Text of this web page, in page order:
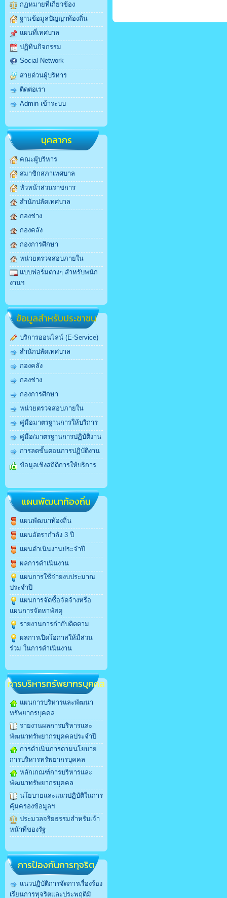
กฏหมายที่เกี่ยวข้อง
ฐานข้อมูลปัญญาท้องถิ่น
แผนที่เทศบาล
ปฏิทินกิจกรรม
Social Network
สายด่วนผู้บริหาร
ติดต่อเรา
Admin เข้าระบบ
บุคลากร
คณะผู้บริหาร
สมาชิกสภาเทศบาล
หัวหน้าส่วนราชการ
สำนักปลัดเทศบาล
กองช่าง
กองคลัง
กองการศึกษา
หน่วยตรวจสอบภายใน
แบบฟอร์มต่างๆ สำหรับพนัก
งานฯ
ข้อมูลสำหรับประชาชน
บริการออนไลน์ (E-Service)
สำนักปลัดเทศบาล
กองคลัง
กองช่าง
กองการศึกษา
หน่วยตรวจสอบภายใน
คู่มือมาตรฐานการให้บริการ
คู่มือ/มาตรฐานการปฏิบัติงาน
การลดขั้นตอนการปฏิบัติงาน
ข้อมูลเชิงสถิติการให้บริการ
แผนพัฒนาท้องถิ่น
แผนพัฒนาท้องถิ่น
แผนอัตรากำลัง 3 ปี
แผนดำเนินงานประจำปี
ผลการดำเนินงาน
แผนการใช้จ่ายงบประมาณ
ประจำปี
แผนการจัดซื้อจัดจ้างหรือ
แผนการจัดหาพัสดุ
รายงานการกำกับติดตาม
ผลการเปิดโอกาสให้มีส่วน
ร่วม ในการดำเนินงาน
การบริหารทรัพยากรบุคคล
แผนการบริหารและพัฒนา
ทรัพยากรบุคคล
รายงานผลการบริหารและ
พัฒนาทรัพยากรบุคคลประจำปี
การดำเนินการตามนโยบาย
การบริหารทรัพยากรบุคคล
หลักเกณฑ์การบริหารและ
พัฒนาทรัพยากรบุคคล
นโยบายและแนวปฏิบัติในการ
คุ้มครองข้อมูลฯ
ประมวลจริยธรรมสำหรับเจ้า
หน้าที่ของรัฐ
การป้องกันการทุจริต
แนวปฏิบัติการจัดการเรื่องร้อง
เรียนการทุจริตและประพฤติมิ